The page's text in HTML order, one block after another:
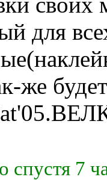
для
же
спустя 7